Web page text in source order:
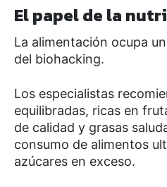
El papel de la
La alimentación ocupa
del biohacking.
Los especialistas
equilibradas, ricas en
de calidad y grasas
consumo de alimentos
azúcares en exceso.